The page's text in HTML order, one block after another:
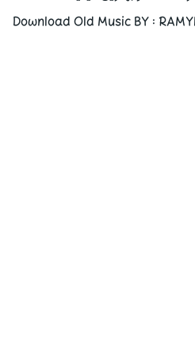
Download Old Music BY :